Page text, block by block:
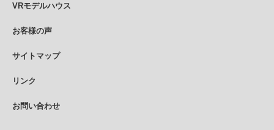
VRモデルハウス
お客様の声
サイトマップ
リンク
お問い合わせ